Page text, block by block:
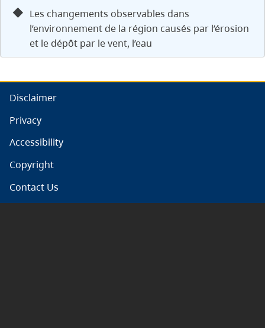
Les changements observables dans
l’environnement de la région causés par l’érosion
et le dépôt par le vent, l’eau
Disclaimer
Privacy
Accessibility
Copyright
Contact Us